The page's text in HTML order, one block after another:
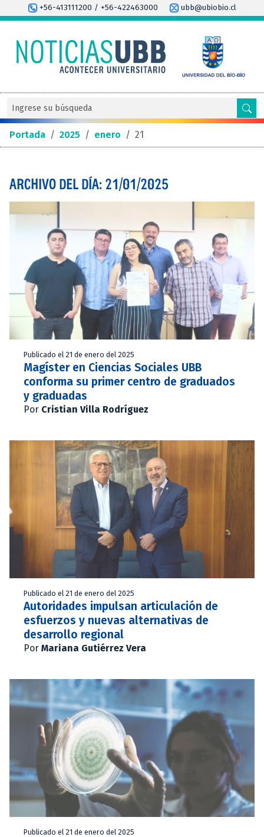
+56-413111200 / +56-422463000 ubb@ubiobio.cl
Portada / 2025 / enero / 21
ARCHIVO DEL DÍA: 21/01/2025
Publicado el 21 de enero del 2025
Magíster en Ciencias Sociales UBB
conforma su primer centro de graduados
y graduadas
Por Cristian Villa Rodríguez
Publicado el 21 de enero del 2025
Autoridades impulsan articulación de
esfuerzos y nuevas alternativas de
desarrollo regional
Por Mariana Gutiérrez Vera
Publicado el 21 de enero del 2025